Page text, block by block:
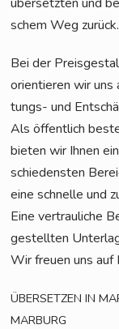
schem Weg zurück.
Bei der
ori­en­tie­ren wir
tungs- und
Als öffent­lich
bie­ten wir Ihnen
schie­dens­ten
eine schnel­le und
Eine ver­trau­li­che
gestell­ten
Wir freu­en uns auf
ÜBERSETZEN IN
MARBURG